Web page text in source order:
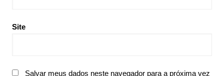
Site
Salvar meus dados neste navegador para a próxima vez